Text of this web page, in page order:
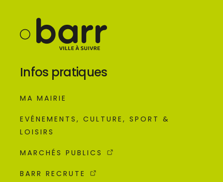
Infos pratiques
MA MAIRIE
EVÉNEMENTS, CULTURE, SPORT &
LOISIRS
MARCHÉS PUBLICS
BARR RECRUTE